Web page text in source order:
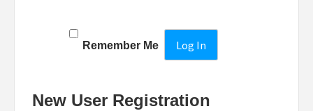
Remember Me
New User Registration